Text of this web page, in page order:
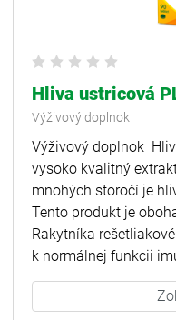
Hliva ustricová
Výživový doplnok
Výživový doplnok
vysoko kvalitný
mnohých storočí je
Tento produkt je
Rakytníka
k normálnej funkcii